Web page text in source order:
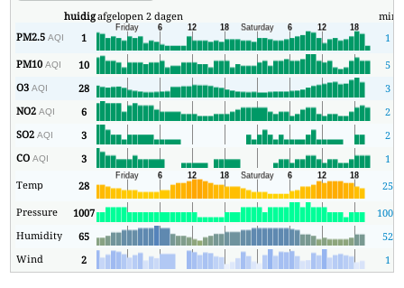
huidigafgelopen 2 dagen min
PM2.5AQI 1
1
PM10AQI 10
5
O3AQI 28
3
NO2AQI 6
2
SO2AQI 3
2
COAQI 3
1
Temp
28
25
Pressure
1007 1006
Humidity
65
52
Wind
2 1